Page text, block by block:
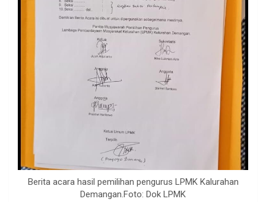
Berita acara hasil pemilihan pengurus LPMK Kalurahan
Demangan.Foto: Dok LPMK